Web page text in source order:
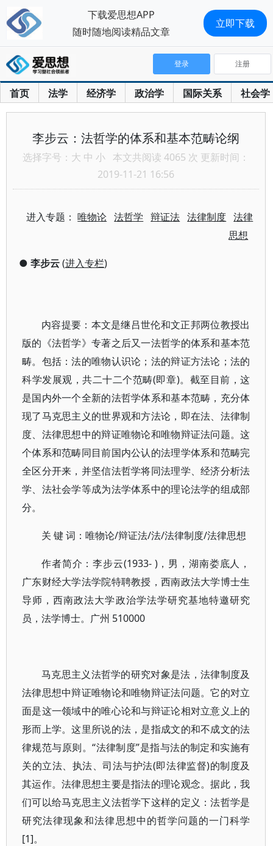
首页 法学 经济学 政治学 国际关系 社会学
登录 注册
李步云：法哲学的体系和基本范畴论纲
选择字号： 大 中 小 本文共阅读 4065 次 更新时间：
2019-11-21 16:56
进入专题：唯物论 法哲学 辩证法 法律制度 法律
思想
● 李步云(进入专栏)
内容提要：本文是继吕世伦和文正邦两位教授出
版的《法哲学》专著之后又一法哲学的体系和基本范
畴。包括：法的唯物认识论；法的辩证方法论；法的
科学发展观，共二十二个范畴(即章)。截至目前，这
是国内外一个全新的法哲学体系和基本范畴，充分体
现了马克思主义的世界观和方法论，即在法、法律制
度、法律思想中的辩证唯物论和唯物辩证法问题。这
个体系和范畴同目前国内公认的法理学体系和范畴完
全区分开来，并坚信法哲学将同法理学、经济分析法
学、法社会学等成为法学体系中的理论法学的组成部
分。
关 键 词：唯物论/辩证法/法/法律制度/法律思想
作者简介：李步云(1933- )，男，湖南娄底人，
广东财经大学法学院特聘教授，西南政法大学博士生
导师，西南政法大学政治学法学研究基地特邀研究
员，法学博士。广州 510000
马克思主义法哲学的研究对象是法，法律制度及
法律思想中辩证唯物论和唯物辩证法问题。它的对立
面是这一领域中的唯心论和与辩证论相对立意义上的
形而上学。这里所说的法，是指成文的和不成文的法
律规范与原则。“法律制度”是指与法的制定和实施有
关的立法、执法、司法与护法(即法律监督)的制度及
其运作。法律思想主要是指法的理论观念。据此，我
们可以给马克思主义法哲学下这样的定义：法哲学是
研究法律现象和法律思想中的哲学问题的一门科学
[1]。
下载爱思想APP
随时随地阅读精品文章
立即下载